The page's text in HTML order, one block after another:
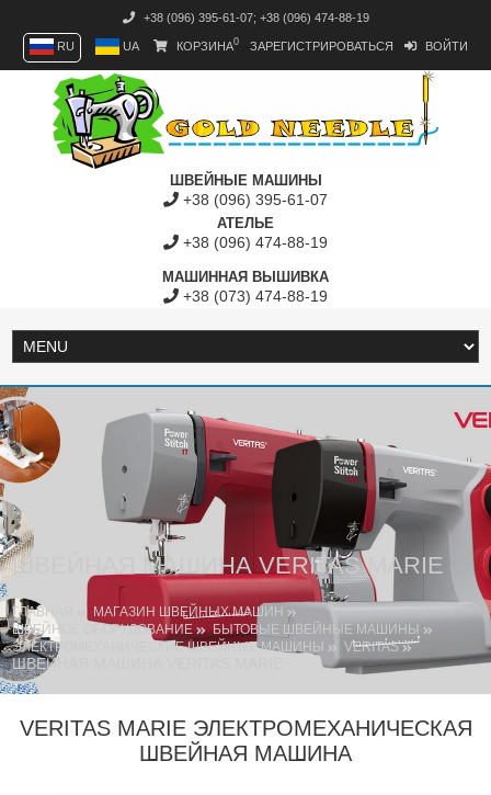
+38 (096) 395-61-07; +38 (096) 474-88-19
RU UA КОРЗИНА0 ЗАРЕГИСТРИРОВАТЬСЯ ВОЙТИ
ШВЕЙНЫЕ МАШИНЫ
+38 (096) 395-61-07
АТЕЛЬЕ
+38 (096) 474-88-19
МАШИННАЯ ВЫШИВКА
+38 (073) 474-88-19
ШВЕЙНАЯ МАШИНА VERITAS MARIE
ГЛАВНАЯ
МАГАЗИН ШВЕЙНЫХ МАШИН
ШВЕЙНОЕ ОБОРУДОВАНИЕ
БЫТОВЫЕ ШВЕЙНЫЕ МАШИНЫ
ЭЛЕКТРОМЕХАНИЧЕСКИЕ ШВЕЙНЫЕ МАШИНЫ
VERITAS
ШВЕЙНАЯ МАШИНА VERITAS MARIE
VERITAS MARIE ЭЛЕКТРОМЕХАНИЧЕСКАЯ
ШВЕЙНАЯ МАШИНА